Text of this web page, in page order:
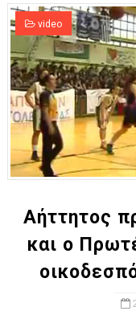
video
Αήττητος
και ο